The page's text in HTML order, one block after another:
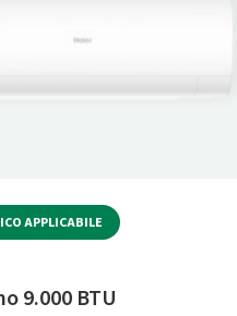
APPLICABILE
9.000 BTU